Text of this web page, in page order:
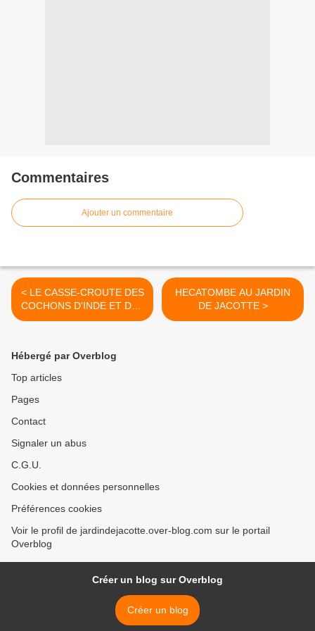
Commentaires
Ajouter un commentaire
< LE CASSE-CROUTE DES
COCHONS D'INDE ET DES
TORTUES
HECATOMBE AU JARDIN
DE JACOTTE >
Hébergé par Overblog
Top articles
Pages
Contact
Signaler un abus
C.G.U.
Cookies et données personnelles
Préférences cookies
Voir le profil de jardindejacotte.over-blog.com sur le portail
Overblog
Créer un blog sur Overblog
Créer un blog